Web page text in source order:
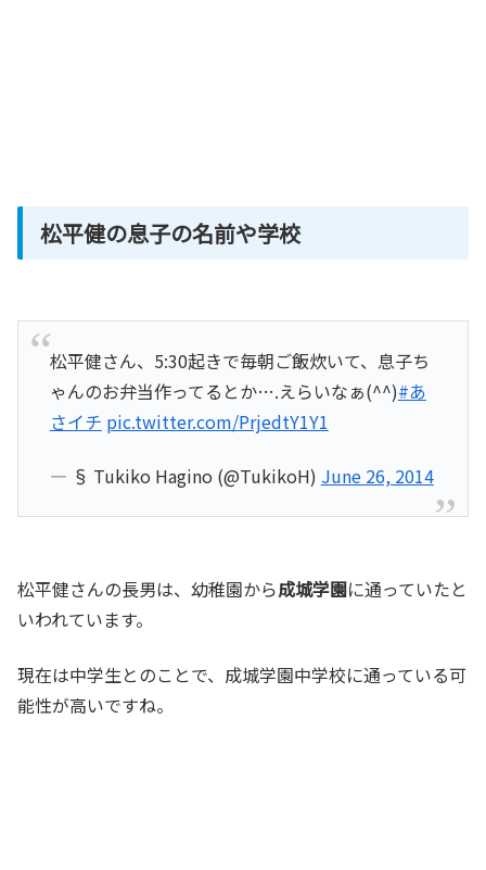
松平健の息子の名前や学校
松平健さん、5:30起きで毎朝ご飯炊いて、息子ち
ゃんのお弁当作ってるとか….えらいなぁ(^^)#あ
さイチ pic.twitter.com/PrjedtY1Y1
— § Tukiko Hagino (@TukikoH) June 26, 2014
松平健さんの長男は、幼稚園から成城学園に通っていたと
いわれています。
現在は中学生とのことで、成城学園中学校に通っている可
能性が高いですね。